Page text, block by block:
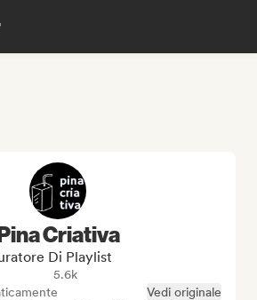
Criativa
Di Playlist
5.6k
Vedi originale